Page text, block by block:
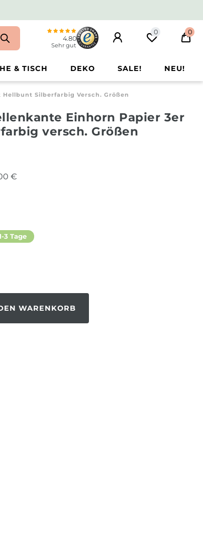
4.80
Sehr gut
0 0
& TISCH DEKO SALE! NEU!
Silberfarbig Versch. Größen
Einhorn Papier 3er
versch. Größen
€
3 Tage
WARENKORB